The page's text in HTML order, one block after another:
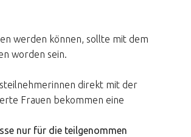
werden können, sollte mit dem
worden sein.
direkt mit der
Frauen bekommen eine
nur für die teilgenommen